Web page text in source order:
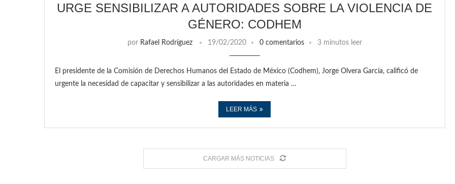
URGE SENSIBILIZAR A AUTORIDADES SOBRE LA VIOLENCIA DE
GÉNERO: CODHEM
por Rafael Rodríguez 19/02/2020 0 comentarios 3 minutos leer
El presidente de la Comisión de Derechos Humanos del Estado de México (Codhem), Jorge Olvera García, calificó de
urgente la necesidad de capacitar y sensibilizar a las autoridades en materia …
LEER MÁS
CARGAR MÁS NOTICIAS